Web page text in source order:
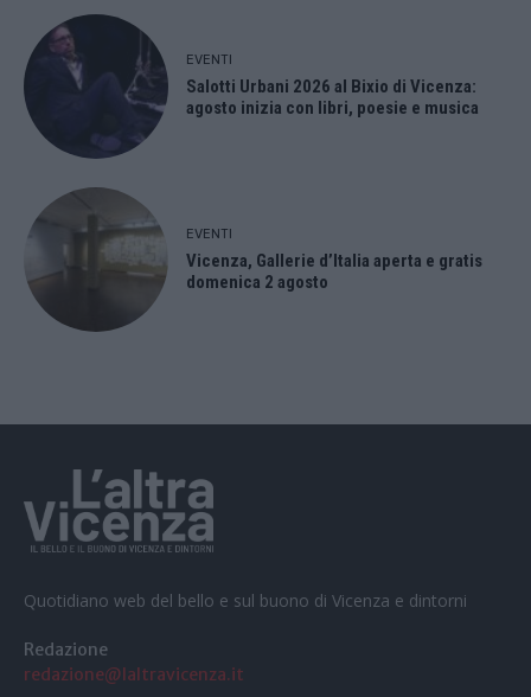
EVENTI
Salotti Urbani 2026 al Bixio di Vicenza:
agosto inizia con libri, poesie e musica
EVENTI
Vicenza, Gallerie d’Italia aperta e gratis
domenica 2 agosto
Quotidiano web del bello e sul buono di Vicenza e dintorni
Redazione
redazione@laltravicenza.it